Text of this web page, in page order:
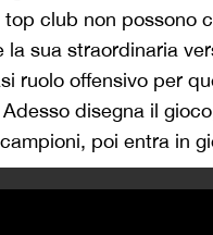
club non possono
la sua straordinaria
ruolo offensivo per
disegna il
poi entra in